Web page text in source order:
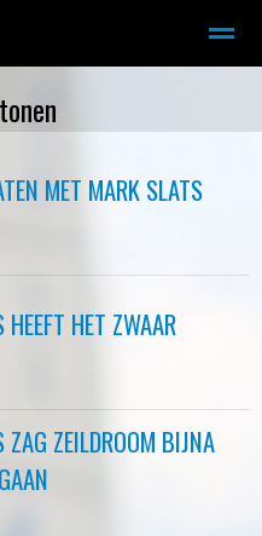
Bellen Zoeken
MET MARK SLATS
HET ZWAAR
ZAG ZEILDROOM BIJNA